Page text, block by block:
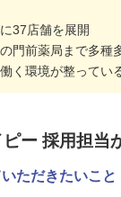
37店舗を展開
門前薬局まで多種
く環境が整ってい
ー 採用担当
ただきたいこと